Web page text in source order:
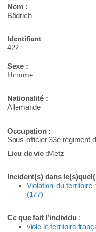
Nom :
Bödrich
Identifiant
422
Sexe :
Homme
Nationalité :
Allemande
Occupation :
Sous-officier 33e régiment
Lieu de vie :Metz
Incident(s) dans
Violation du
(177)
Ce que fait l’individu :
viole le territoire